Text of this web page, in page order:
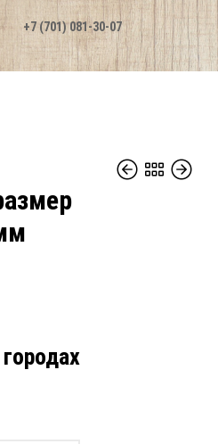
+7 (701) 081-30-07